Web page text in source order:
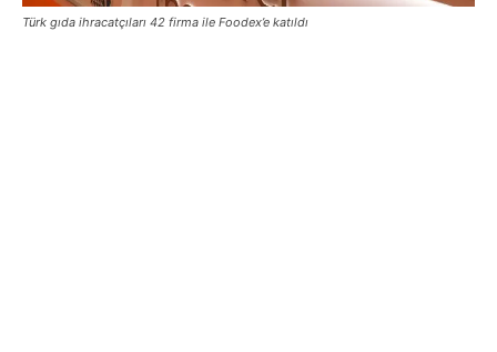
Türk gıda ihracatçıları 42 firma ile Foodex’e katıldı